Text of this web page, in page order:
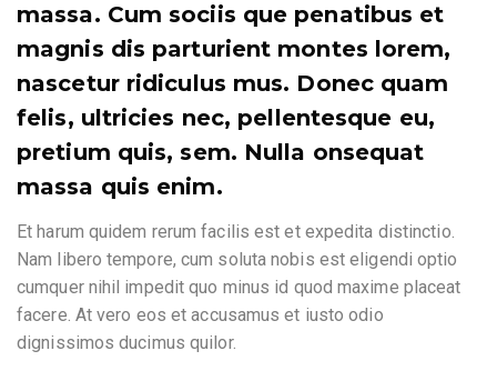
massa. Cum sociis que penatibus et
magnis dis parturient montes lorem,
nascetur ridiculus mus. Donec quam
felis, ultricies nec, pellentesque eu,
pretium quis, sem. Nulla onsequat
massa quis enim.
Et harum quidem rerum facilis est et expedita distinctio.
Nam libero tempore, cum soluta nobis est eligendi optio
cumquer nihil impedit quo minus id quod maxime placeat
facere. At vero eos et accusamus et iusto odio
dignissimos ducimus quilor.